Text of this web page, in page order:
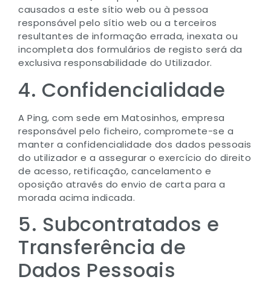
causados a este sítio web ou à pessoa
responsável pelo sítio web ou a terceiros
resultantes de informação errada, inexata ou
incompleta dos formulários de registo será da
exclusiva responsabilidade do Utilizador.
4. Confidencialidade
A Ping, com sede em Matosinhos, empresa
responsável pelo ficheiro, compromete-se a
manter a confidencialidade dos dados pessoais
do utilizador e a assegurar o exercício do direito
de acesso, retificação, cancelamento e
oposição através do envio de carta para a
morada acima indicada.
5. Subcontratados e
Transferência de
Dados Pessoais